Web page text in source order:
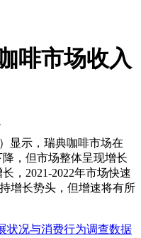
啡市场收入
显示，瑞典咖啡市场在
降，但市场整体呈现增长
，2021-2022年市场快速
增长势头，但增速将有所
状况与消费行为调查数据